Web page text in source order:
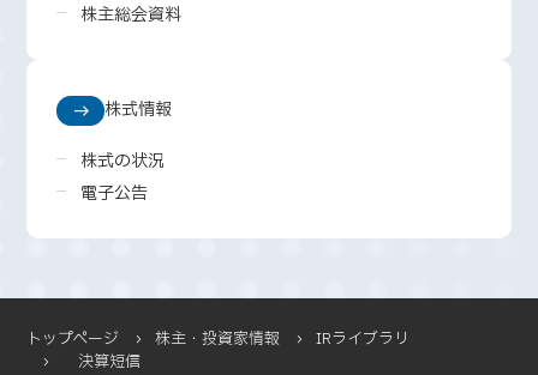
株主総会資料
株式情報
株式の状況
電子公告
トップページ 株主・投資家情報
IRライブラリ
決算短信